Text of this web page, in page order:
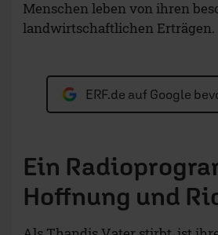
Menschen leben von ihren
landwirtschaftlichen Erträgen.
ERF.de auf Google
Ein
Hoffnung und